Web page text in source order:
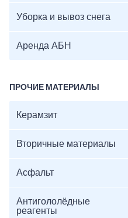
Уборка и вывоз снега
Аренда АБН
ПРОЧИЕ МАТЕРИАЛЫ
Керамзит
Вторичные материалы
Асфальт
Антигололёдные
реагенты